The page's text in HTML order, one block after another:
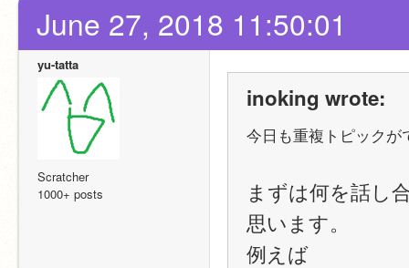
June 27, 2018 11:50:01
yu-tatta
Scratcher
1000+ posts
inoking wrote:
今日も重複トピック
まずは何を話し
思います。
例えば